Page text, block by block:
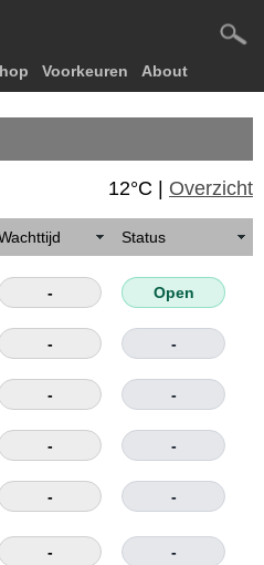
Voorkeuren About
12°C | Overzicht
Status
- Open
- -
- -
- -
- -
- -